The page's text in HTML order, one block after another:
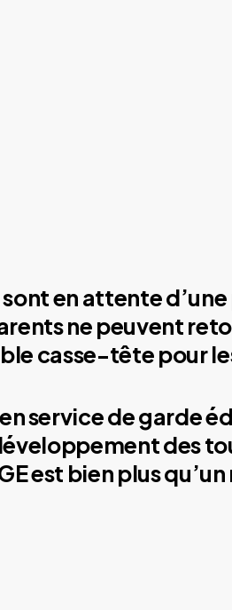
en attente
ne peuvent
casse-tête pour
service de garde
des
est bien plus